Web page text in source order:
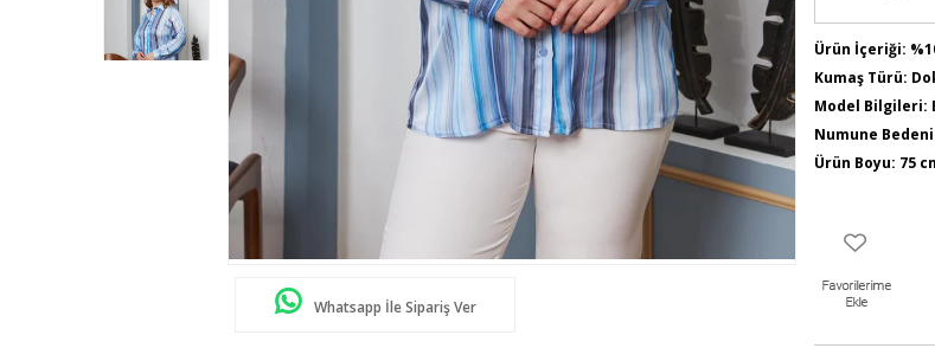
Whatsapp İle Sipariş Ver
Ürün İçeriği:
Kumaş Türü:
Model Bilgileri:
Numune Bedeni
Ürün Boyu: 75